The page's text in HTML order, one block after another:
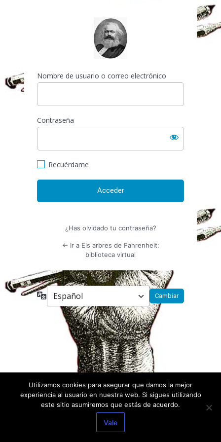
http://espai-marx.net/
Nombre de usuario o correo electrónico
Contraseña
Recuérdame
¿Has olvidado tu contraseña?
← Ir a Els arbres de Fahrenheit:
biblioteca virtual
Idioma
Utilizamos cookies para asegurar que damos la mejor
experiencia al usuario en nuestra web. Si sigues utilizando
este sitio asumiremos que estás de acuerdo.
Vale